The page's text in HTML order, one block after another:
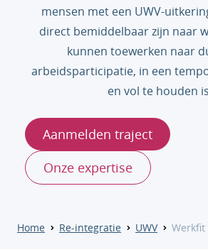
mensen met een UWV-
direct bemiddelbaar zijn naar
kunnen toewerken naar
arbeidsparticipatie, in een
en vol te houden
Aanmelden traject
Onze expertise
Home Re-integratie UWV Werkfit